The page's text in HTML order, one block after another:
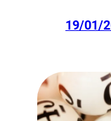
19/01/